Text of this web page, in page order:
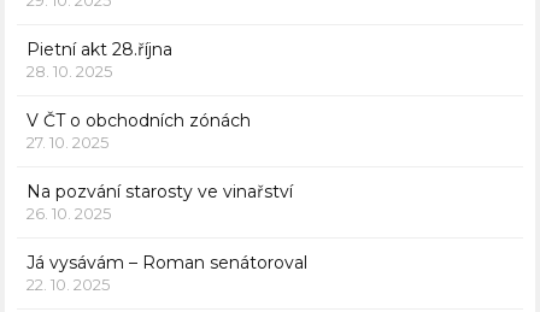
Pietní akt 28.října
28. 10. 2025
V ČT o obchodních zónách
27. 10. 2025
Na pozvání starosty ve vinařství
26. 10. 2025
Já vysávám – Roman senátoroval
22. 10. 2025